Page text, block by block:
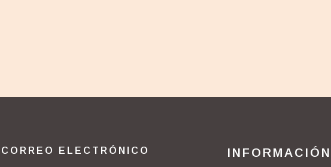
CORREO ELECTRÓNICO INFORMACIÓN